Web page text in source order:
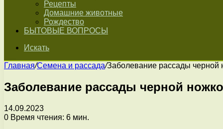
Рецепты
Домашние животные
Рождество
БЫТОВЫЕ ВОПРОСЫ
Искать
Главная/Семена и рассада/Заболевание рассады черной
Заболевание рассады черной
14.09.2023
0 Время чтения: 6 мин.